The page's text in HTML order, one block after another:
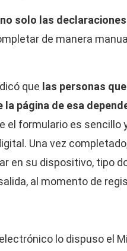
solo las
de manera
que las personas
página de esa
el formulario es sencillo
Una vez
en su dispositivo, tipo
al momento de
lo dispuso el